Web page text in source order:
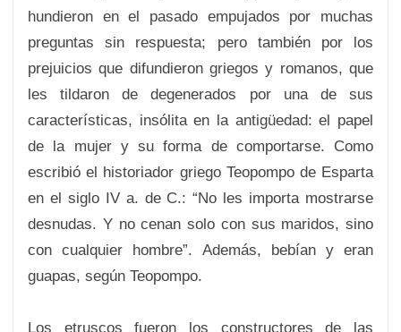
hundieron en el pasado empujados por muchas
preguntas sin respuesta; pero también por los
prejuicios que difundieron griegos y romanos, que
les tildaron de degenerados por una de sus
características, insólita en la antigüedad: el papel
de la mujer y su forma de comportarse. Como
escribió el historiador griego Teopompo de Esparta
en el siglo IV a. de C.: “No les importa mostrarse
desnudas. Y no cenan solo con sus maridos, sino
con cualquier hombre”. Además, bebían y eran
guapas, según Teopompo.
Los etruscos fueron los constructores de las